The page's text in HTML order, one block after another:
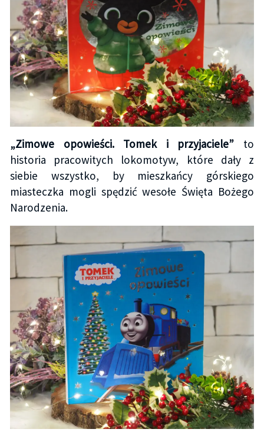
„Zimowe opowieści. Tomek i przyjaciele” to
historia pracowitych lokomotyw, które dały z
siebie wszystko, by mieszkańcy górskiego
miasteczka mogli spędzić wesołe Święta Bożego
Narodzenia.